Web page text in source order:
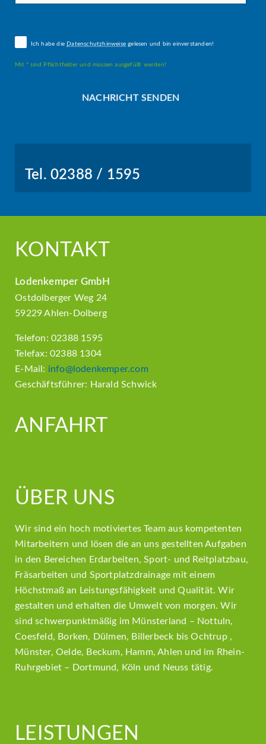
Ich habe die Datenschutzhinweise gelesen und bin einverstanden!
Mit * sind Pflichtfelder und müssen ausgefüllt werden!
Tel. 02388 / 1595
KONTAKT
Lodenkemper GmbH
Ostdolberger Weg 24
59229 Ahlen-Dolberg
Telefon: 02388 1595
Telefax: 02388 1304
E-Mail: info@lodenkemper.com
Geschäftsführer: Harald Schwick
ANFAHRT
ÜBER UNS
Wir sind ein hoch motiviertes Team aus kompetenten
Mitarbeitern und lösen die an uns gestellten Aufgaben
in den Bereichen Erdarbeiten, Sport- und Reitplatzbau,
Fräsarbeiten und Sportplatzdrainage mit einem
Höchstmaß an Leistungsfähigkeit und Qualität. Wir
gestalten und erhalten die Umwelt von morgen. Wir
sind schwerpunktmäßig im Münsterland – Nottuln,
Coesfeld, Borken, Dülmen, Billerbeck bis Ochtrup ,
Münster, Oelde, Beckum, Hamm, Ahlen und im Rhein-
Ruhrgebiet – Dortmund, Köln und Neuss tätig.
LEISTUNGEN